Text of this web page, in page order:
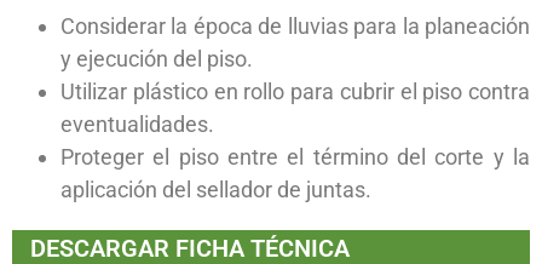
Considerar la época de lluvias para la planeación
y ejecución del piso.
Utilizar plástico en rollo para cubrir el piso contra
eventualidades.
Proteger el piso entre el término del corte y la
aplicación del sellador de juntas.
DESCARGAR FICHA TÉCNICA